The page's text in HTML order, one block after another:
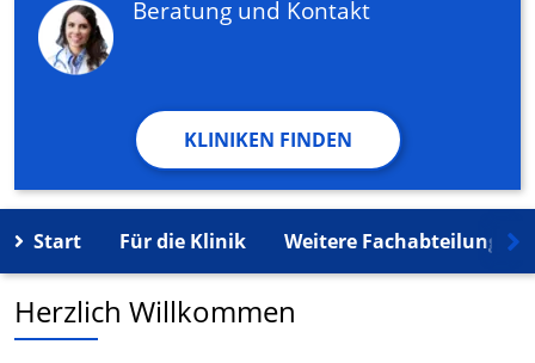
Beratung und Kontakt
KLINIKEN FINDEN
Start Für die Klinik Weitere Fachabteilungen
Herzlich Willkommen